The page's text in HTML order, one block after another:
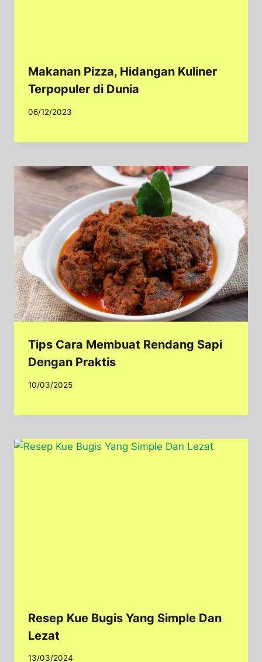
Makanan Pizza, Hidangan Kuliner
Terpopuler di Dunia
06/12/2023
Tips Cara Membuat Rendang Sapi
Dengan Praktis
10/03/2025
Resep Kue Bugis Yang Simple Dan
Lezat
13/03/2024